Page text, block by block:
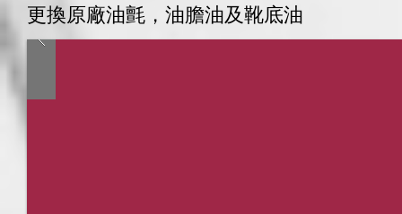
更換原廠油氈，油膽油及靴底油